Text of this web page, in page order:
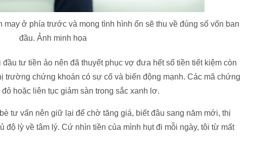
may ở phía trước và mong tình hình ổn sẽ thu về đúng số vốn ban
đầu. Ảnh minh họa
tư tiền ảo nên đã thuyết phục vợ đưa hết số tiền tiết kiệm còn
trường chứng khoán có sự cố và biến động mạnh. Các mã chứng
hoặc liên tục giảm sàn trong sắc xanh lơ.
tư vấn nên giữ lại để chờ tăng giá, biết đâu sang năm mới, thị
lỳ về tâm lý. Cứ nhìn tiền của mình hụt đi mỗi ngày, tôi từ mất